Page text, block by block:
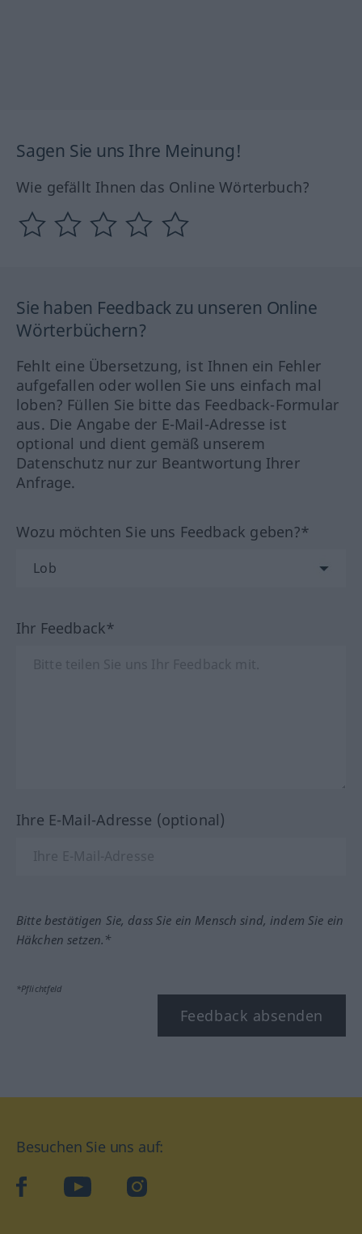
Sagen Sie uns Ihre Meinung!
Wie gefällt Ihnen das Online Wörterbuch?
Sie haben Feedback zu unseren Online
Wörterbüchern?
Fehlt eine Übersetzung, ist Ihnen ein Fehler
aufgefallen oder wollen Sie uns einfach mal
loben? Füllen Sie bitte das Feedback-Formular
aus. Die Angabe der E-Mail-Adresse ist
optional und dient gemäß unserem
Datenschutz nur zur Beantwortung Ihrer
Anfrage.
Wozu möchten Sie uns Feedback geben?*
Ihr Feedback*
Ihre E-Mail-Adresse (optional)
Bitte bestätigen Sie, dass Sie ein Mensch sind, indem Sie ein
Häkchen setzen.*
*Pflichtfeld
Feedback absenden
Besuchen Sie uns auf:
facebookYouTube Instagram